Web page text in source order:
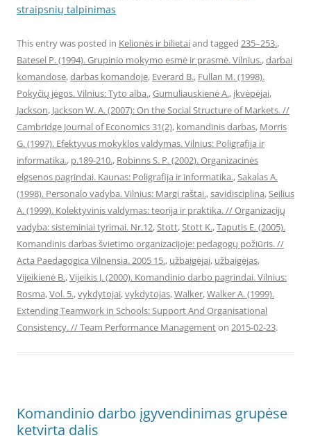
straipsnių talpinimas
This entry was posted in Kelionės ir bilietaiand tagged 235–253.,
Batesel P. (1994). Grupinio mokymo esmė ir prasmė. Vilnius.,darbai
komandose,darbas komandoje, Everard B., Fullan M. (1998).
Pokyčių jėgos. Vilnius: Tyto alba.,Gumuliauskienė A., įkvėpėjai,
Jackson, Jackson W. A. (2007): On the Social Structure of Markets. //
Cambridge Journal of Economics 31(2), komandinis darbas, Morris
G. (1997). Efektyvus mokyklos valdymas. Vilnius: Poligrafija ir
informatika., p.189-210., Robinns S. P. (2002). Organizacinės
elgsenos pagrindai. Kaunas: Poligrafija ir informatika.,Sakalas A.
(1998). Personalo vadyba. Vilnius: Margi raštai.,savidisciplina,Seilius
A. (1999). Kolektyvinis valdymas: teorija ir praktika. // Organizacijų
vadyba: sisteminiai tyrimai. Nr.12,Stott,Stott K.,Taputis E. (2005).
Komandinis darbas švietimo organizacijoje: pedagogų požiūris. //
Acta Paedagogica Vilnensia. 2005 15., užbaigėjai, užbaigėjas,
Vijeikienė B.,Vijeikis J. (2000). Komandinio darbo pagrindai. Vilnius:
Rosma,Vol. 5.,vykdytojai,vykdytojas,Walker,Walker A. (1999).
Extending Teamwork in Schools: Support And Organisational
Consistency. // Team Performance Managementon 2015-02-23.
Komandinio darbo įgyvendinimas grupėse
ketvirta dalis